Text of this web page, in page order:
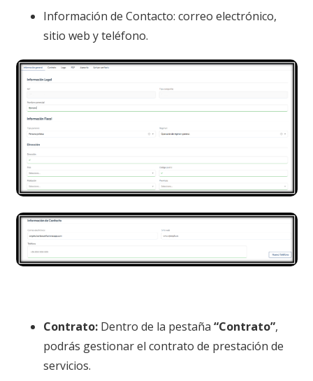
Información de Contacto: correo electrónico,
sitio web y teléfono.
Contrato: Dentro de la pestaña“Contrato”,
podrás gestionar el contrato de prestación de
servicios.